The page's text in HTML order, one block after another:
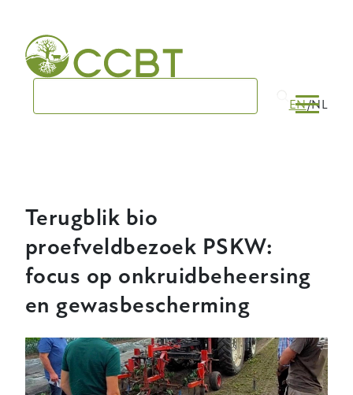
main
navigation
EN NL
Terugblik bio
proefveldbezoek PSKW:
focus op onkruidbeheersing
en gewasbescherming